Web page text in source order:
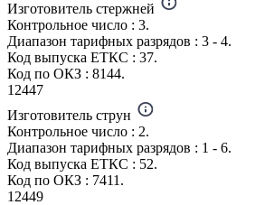
Изготовитель стержней
Контрольное число : 3.
Диапазон тарифных разрядов : 3 - 4.
Код выпуска ЕТКС : 37.
Код по ОКЗ : 8144.
12447
Изготовитель струн
Контрольное число : 2.
Диапазон тарифных разрядов : 1 - 6.
Код выпуска ЕТКС : 52.
Код по ОКЗ : 7411.
12449